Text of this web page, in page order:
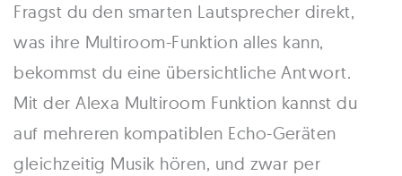
Fragst du den smarten Lautsprecher direkt,
was ihre Multiroom-Funktion alles kann,
bekommst du eine übersichtliche Antwort.
Mit der Alexa Multiroom Funktion kannst du
auf mehreren kompatiblen Echo-Geräten
gleichzeitig Musik hören, und zwar per